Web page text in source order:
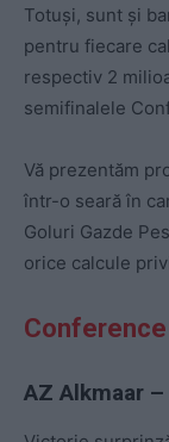
Totuși, sunt și
pentru fiecare
respectiv 2
semifinalele
Vă prezentăm
într-o seară în
Goluri Gazde
orice calcule
AZ Alkmaar